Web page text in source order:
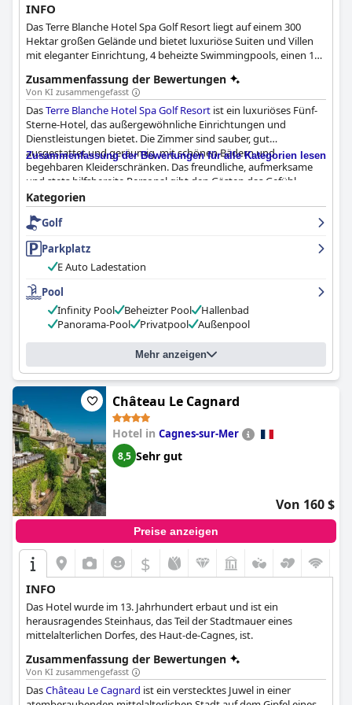
INFO
Das Terre Blanche Hotel Spa Golf Resort liegt auf einem 300
Hektar großen Gelände und bietet luxuriöse Suiten und Villen
mit eleganter Einrichtung, 4 beheizte Swimmingpools, einen 18-
Fitnessbereich sowie verschiedene Annehmlichkeiten und
Aktivitäten für Familien. Mit seiner umweltfreundlichen
Philosophie will dieses 5-Sterne-Hotel ein wahres Refugium der
Entspannung für alle Gäste sein, die während ihres Aufenthalts
in die Natur eintauchen möchten.
Zusammenfassung der Bewertungen
Von KI zusammengefasst
DasTerre Blanche Hotel Spa Golf Resort ist ein luxuriöses Fünf-
Sterne-Hotel, das außergewöhnliche Einrichtungen und
Dienstleistungen bietet. Die Zimmer sind sauber, gut
ausgestattet und geräumig, mit schönen Bädern und
begehbaren Kleiderschränken. Das freundliche, aufmerksame
und stets hilfsbereite Personal gibt den Gästen das Gefühl,
willkommen und gut aufgehoben zu sein. Der Poolbereich ist
mit zwei riesigen beheizten Pools und allen notwendigen
Annehmlichkeiten zum Entspannen hervorragend. Für Familien
mit Kindern ist das Hotel mit seinem Kinderclub und den
kindgerechten Einrichtungen sehr zu empfehlen. Alles in allem
ist dasTerre Blanche Hotel Spa Golf Resort
perfekte Ziel für ein herrlich entspanntes Wochenende, einen
romantischen Ausflug oder einen unterhaltsamen
Familienurlaub.
Zusammenfassung der Bewertungen für alle Kategorien lesen
Kategorien
Golf
Parkplatz
E Auto Ladestation
Pool
Infinity Pool
Beheizter Pool
Hallenbad
Panorama-Pool
Privatpool Außenpool
Mehr anzeigen
Château Le Cagnard
Hotel in Cagnes-sur-Mer
8,5 Sehr gut
Von 160 $
Preise anzeigen
$
INFO
Das Hotel wurde im 13. Jahrhundert erbaut und ist ein
herausragendes Steinhaus, das Teil der Stadtmauer eines
mittelalterlichen Dorfes, des Haut-de-Cagnes, ist.
Zusammenfassung der Bewertungen
Von KI zusammengefasst
DasChâteau Le Cagnard ist ein verstecktes Juwel in einer